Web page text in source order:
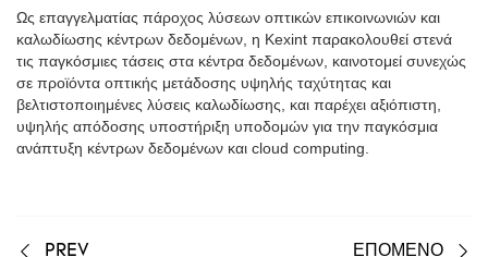
Ως επαγγελματίας πάροχος λύσεων οπτικών επικοινωνιών και
καλωδίωσης κέντρων δεδομένων, η Kexint παρακολουθεί στενά
τις παγκόσμιες τάσεις στα κέντρα δεδομένων, καινοτομεί συνεχώς
σε προϊόντα οπτικής μετάδοσης υψηλής ταχύτητας και
βελτιστοποιημένες λύσεις καλωδίωσης, και παρέχει αξιόπιστη,
υψηλής απόδοσης υποστήριξη υποδομών για την παγκόσμια
ανάπτυξη κέντρων δεδομένων και cloud computing.
PREV ΕΠΟΜΕΝΟ